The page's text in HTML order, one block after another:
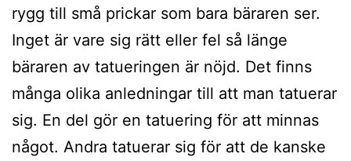
rygg till små prickar som bara bäraren ser.
Inget är vare sig rätt eller fel så länge
bäraren av tatueringen är nöjd. Det finns
många olika anledningar till att man tatuerar
sig. En del gör en tatuering för att minnas
något. Andra tatuerar sig för att de kanske